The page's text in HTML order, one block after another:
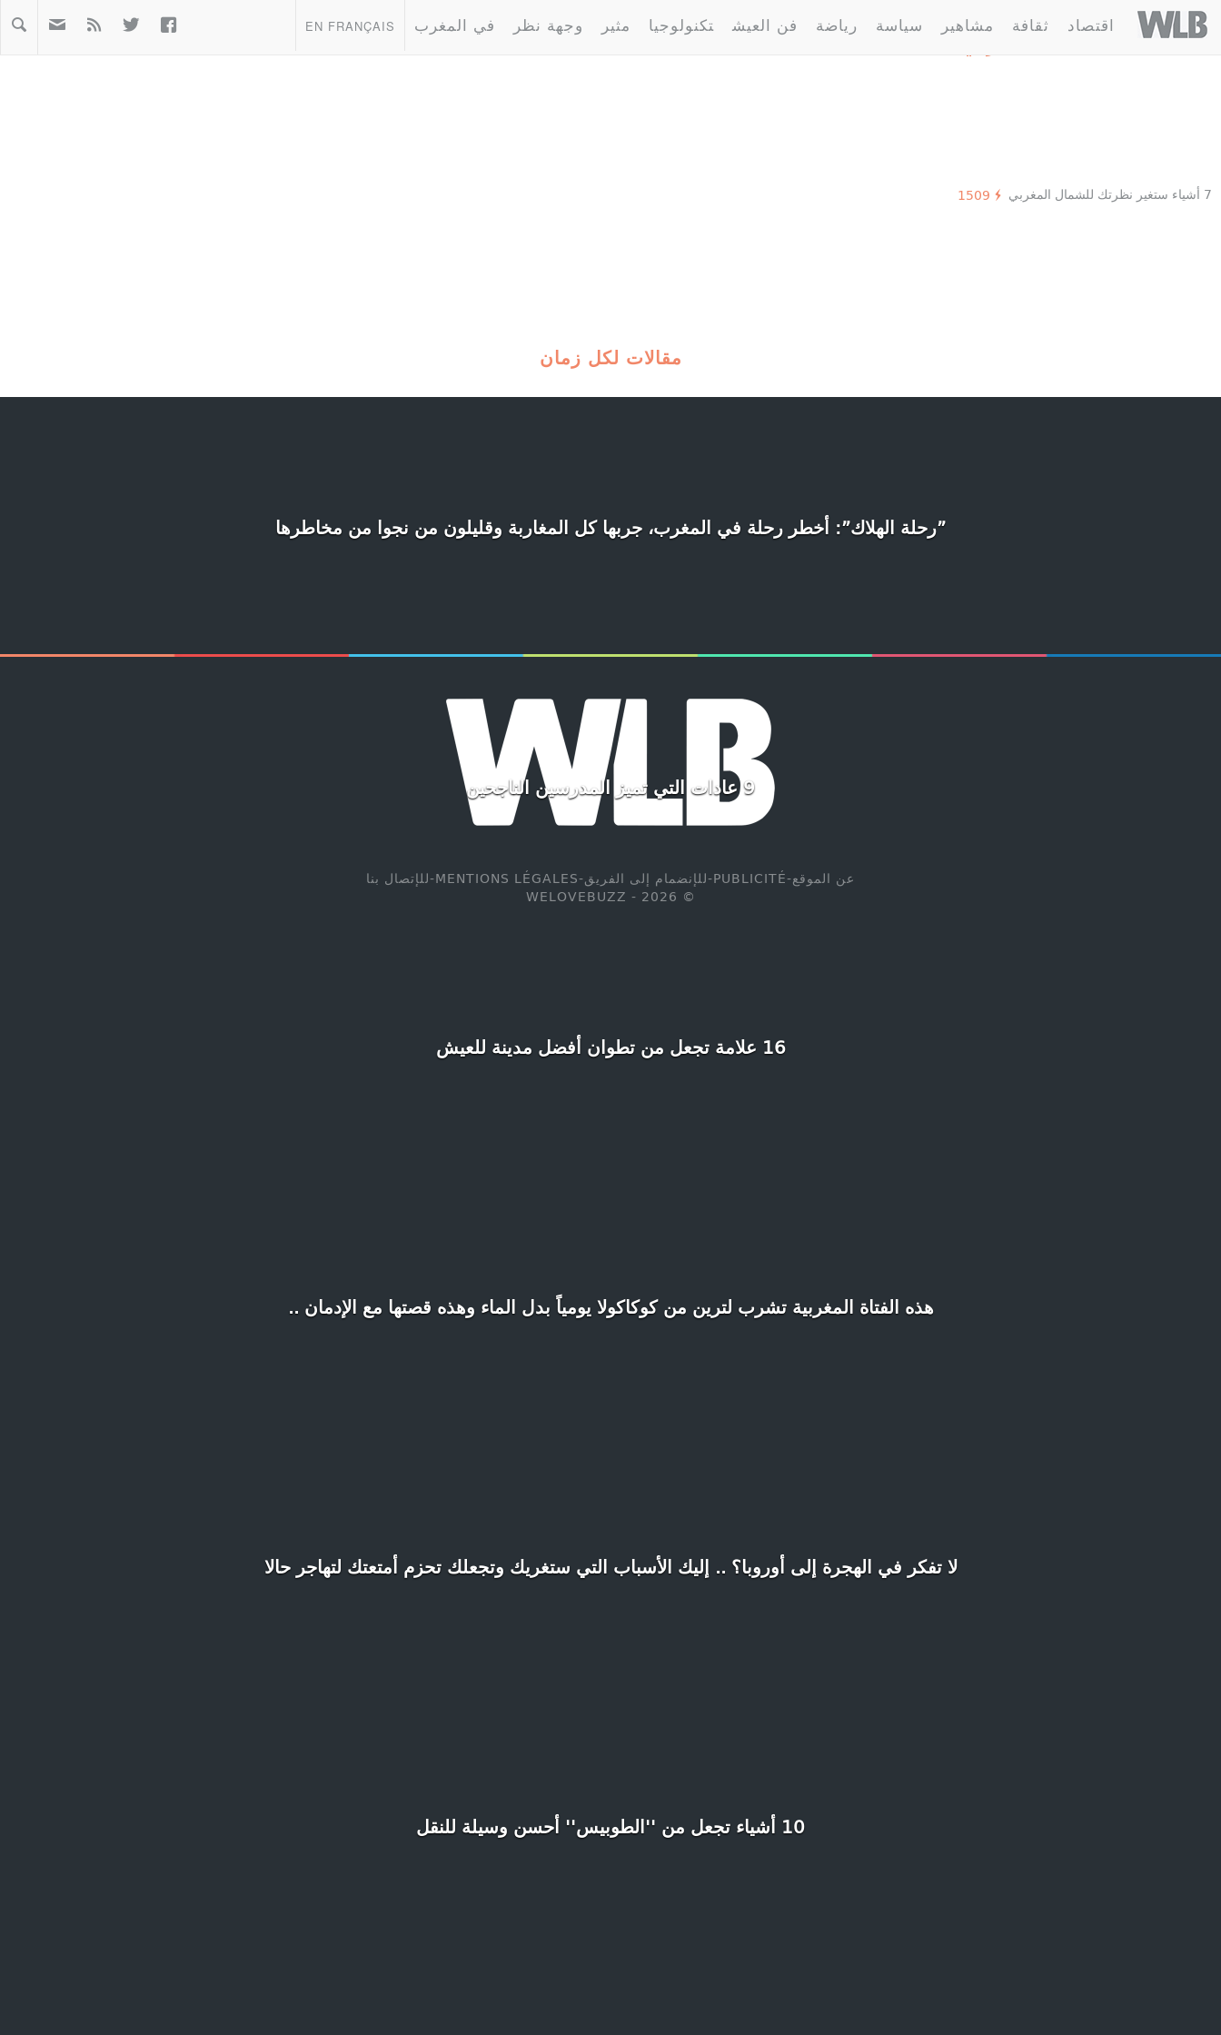
Welovebuzz
اقتصاد ثقافة مشاهير سياسة رياضة فن العيش تكنولوجيا مثير وجهة نظر في المغرب EN FRANÇAIS
   1 مقالة : الشمال المغربي
7 أشياء ستغير نظرتك للشمال المغربي
مقالات لكل زمان
”رحلة الهلاك”: أخطر رحلة في المغرب، جربها كل المغاربة وقليلون من نجوا من مخاطرها
9 عادات التي تميز المدرسين الناجحين
16 علامة تجعل من تطوان أفضل مدينة للعيش
هذه الفتاة المغربية تشرب لترين من كوكاكولا يومياً بدل الماء وهذه قصتها مع الإدمان ..
لا تفكر في الهجرة إلى أوروبا؟ .. إليك الأسباب التي ستغريك وتجعلك تحزم أمتعتك لتهاجر حالا
10 أشياء تجعل من ''الطوبيس'' أحسن وسيلة للنقل
عن الموقع-
PUBLICITÉ
-للإنضمام إلى الفريق-
MENTIONS LÉGALES
-للإتصال بنا
© WELOVEBUZZ - 2026